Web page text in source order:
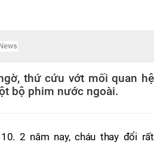
thứ cứu vớt mối quan hệ
bộ phim nước ngoài.
2 năm nay, cháu thay đổi rất